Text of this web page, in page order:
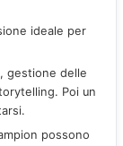
ideale per
, gestione delle
Poi un
possono